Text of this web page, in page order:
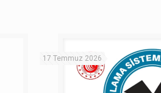
17 Temmuz 2026